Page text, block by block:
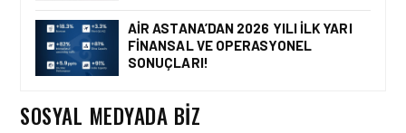
FIRMA HABERLERI • 23 TEM 2026
SOCAR TÜRKIYE’DEN
PROJE HAMLESI
AIR ASTANA’DAN 2026 YILI İLK YARI
FINANSAL VE OPERASYONEL
SONUÇLARI!
SOSYAL MEDYADA BIZ